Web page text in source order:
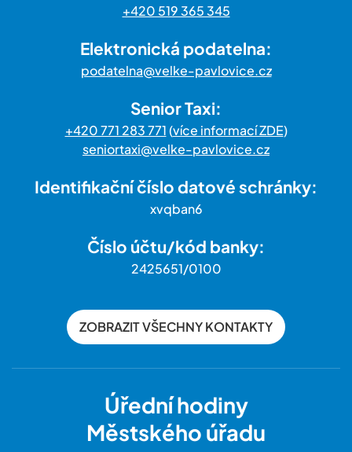
+420 519 365 345
Elektronická podatelna:
podatelna@velke-pavlovice.cz
Senior Taxi:
+420 771 283 771(více informací ZDE)
seniortaxi@velke-pavlovice.cz
Identifikační číslo datové schránky:
xvqban6
Číslo účtu/kód banky:
2425651/0100
ZOBRAZIT VŠECHNY KONTAKTY
Úřední hodiny
Městského úřadu